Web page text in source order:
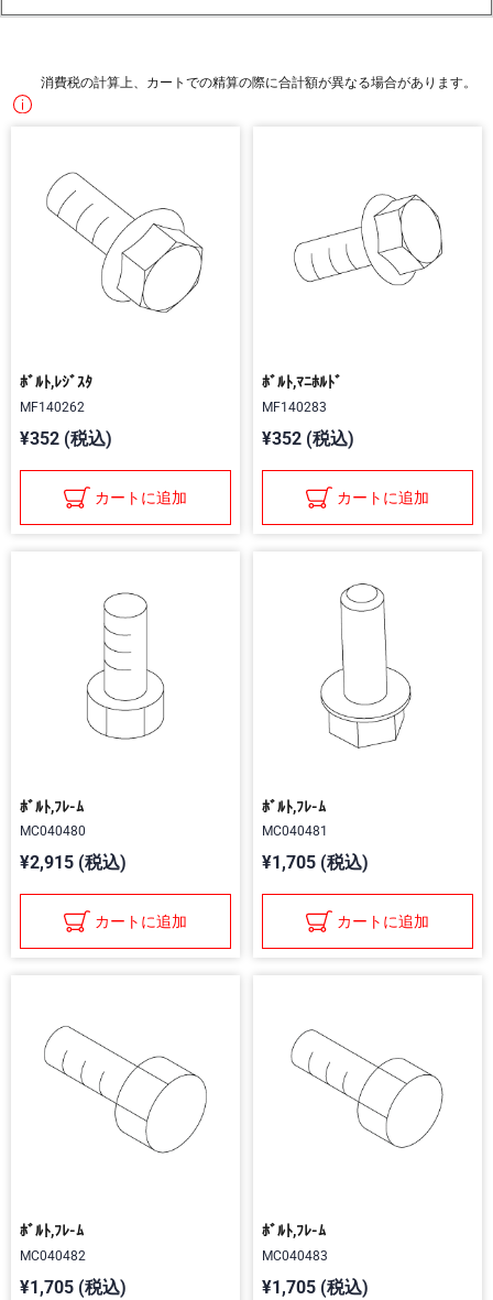
消費税の計算上、カートでの精算の際に合計額が異なる場合があります。
ﾎﾞﾙﾄ,ﾚｼﾞｽﾀ
MF140262
¥352 (税込)
カートに追加
ﾎﾞﾙﾄ,ﾏﾆﾎﾙﾄﾞ
MF140283
¥352 (税込)
カートに追加
ﾎﾞﾙﾄ,ﾌﾚ-ﾑ
MC040480
¥2,915 (税込)
カートに追加
ﾎﾞﾙﾄ,ﾌﾚ-ﾑ
MC040481
¥1,705 (税込)
カートに追加
ﾎﾞﾙﾄ,ﾌﾚ-ﾑ
MC040482
¥1,705 (税込)
ﾎﾞﾙﾄ,ﾌﾚ-ﾑ
MC040483
¥1,705 (税込)